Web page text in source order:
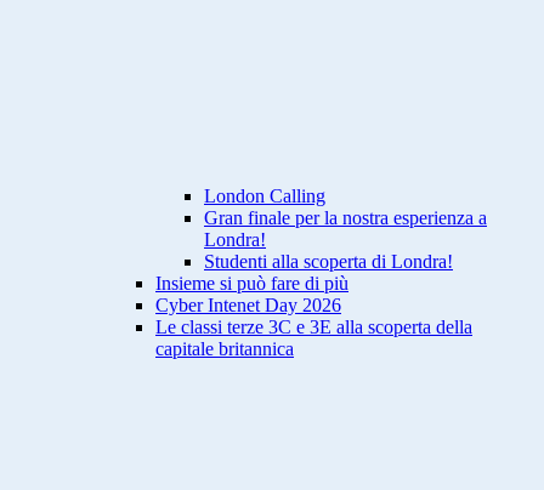
London Calling
Gran finale per la nostra esperienza a
Londra!
Studenti alla scoperta di Londra!
Insieme si può fare di più
Cyber Intenet Day 2026
Le classi terze 3C e 3E alla scoperta della
capitale britannica